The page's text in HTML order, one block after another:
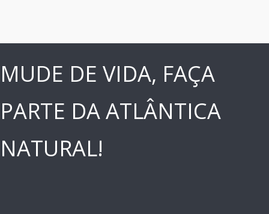
MUDE DE VIDA, FAÇA
PARTE DA ATLÂNTICA
NATURAL!